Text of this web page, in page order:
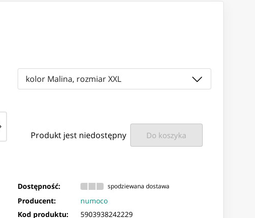
kolor Malina, rozmiar XXL
Produkt jest niedostępny Do koszyka
Dostępność: spodziewana dostawa
Producent:
numoco
Kod produktu:
5903938242229